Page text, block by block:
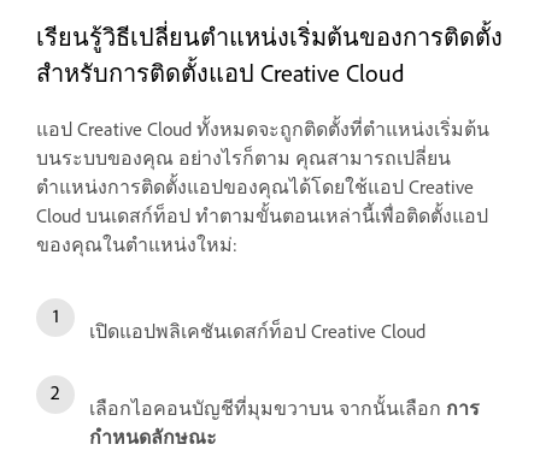
เรียนรู้วิธีเปลี่ยนตำแหน่งเริ่มต้นของการติดตั้ง
สำหรับการติดตั้งแอป Creative Cloud
แอป Creative Cloud ทั้งหมดจะถูกติดตั้งที่ตำแหน่งเริ่มต้น
บนระบบของคุณ อย่างไรก็ตาม คุณสามารถเปลี่ยน
ตำแหน่งการติดตั้งแอปของคุณได้โดยใช้แอป Creative
Cloud บนเดสก์ท็อป ทำตามขั้นตอนเหล่านี้เพื่อติดตั้งแอป
ของคุณในตำแหน่งใหม่:
เปิดแอปพลิเคชันเดสก์ท็อป Creative Cloud
เลือกไอคอนบัญชีที่มุมขวาบน จากนั้นเลือก การ
กำหนดลักษณะ